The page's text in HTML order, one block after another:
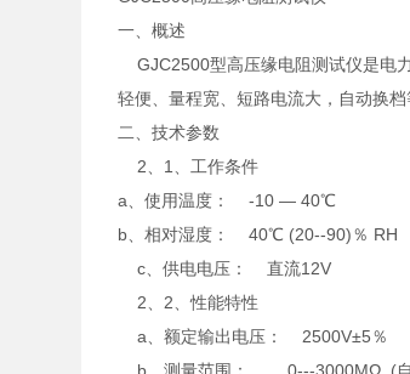
一、概述
GJC2500型高压缘电阻测试仪是电
轻便、量程宽、短路电流大，自动换档
二、技术参数
2、1、工作条件
a、使用温度： -10 — 40℃
b、相对湿度： 40℃ (20--90)％ RH
c、供电电压： 直流12V
2、2、性能特性
a、额定输出电压： 2500V±5％